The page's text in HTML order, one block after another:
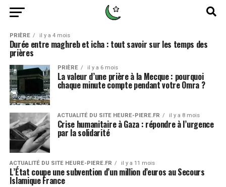
PRIÈRE il y a 4 mois
Durée entre maghreb et icha : tout savoir sur les temps des
prières
PRIÈRE il y a 6 mois
La valeur d’une prière à la Mecque : pourquoi
chaque minute compte pendant votre Omra ?
ACTUALITÉ DU SITE HEURE-PIERE.FR il y a 8 mois
Crise humanitaire à Gaza : répondre à l’urgence
par la solidarité
ACTUALITÉ DU SITE HEURE-PIERE.FR il y a 11 mois
L’État coupe une subvention d’un million d’euros au Secours
Islamique France